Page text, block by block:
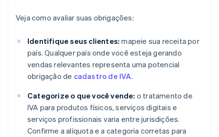
Veja como avaliar suas obrigações:
Identifique seus clientes: mapeie sua receita por
país. Qualquer país onde você esteja gerando
vendas relevantes representa uma potencial
obrigação de cadastro de IVA.
Categorize o que você vende: o tratamento de
IVA para produtos físicos, serviços digitais e
serviços profissionais varia entre jurisdições.
Confirme a alíquota e a categoria corretas para